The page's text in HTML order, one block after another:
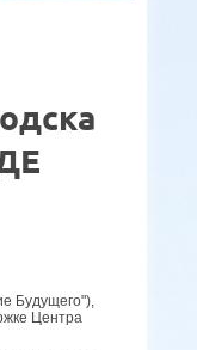
Будущего"),
Центра